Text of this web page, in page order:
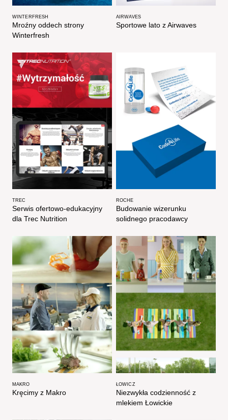
WINTERFRESH
Mroźny oddech strony
Winterfresh
AIRWAVES
Sportowe lato z Airwaves​
TREC
Serwis ofertowo-edukacyjny
dla Trec Nutrition
ROCHE
Budowanie wizerunku
solidnego pracodawcy
MAKRO
Kręcimy z Makro
ŁOWICZ
Niezwykła codzienność z
mlekiem Łowickie